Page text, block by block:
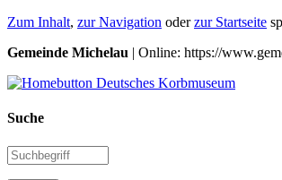
Zum Inhalt, zur Navigation oderzur Startseite
Gemeinde Michelau | Online: https://
Suche